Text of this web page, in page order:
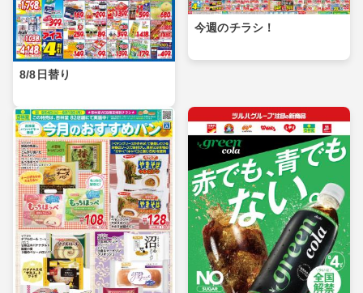
8/8日替り
今週のチラシ！